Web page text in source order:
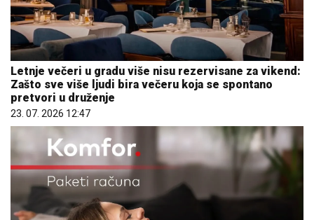
Letnje večeri u gradu više nisu rezervisane za vikend:
Zašto sve više ljudi bira večeru koja se spontano
pretvori u druženje
23. 07. 2026 12:47